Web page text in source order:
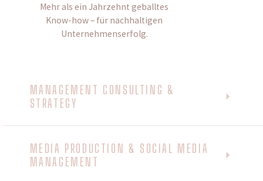
Mehr als ein Jahrzehnt geballtes
Know-how – für nachhaltigen
Unternehmenserfolg.
MANAGEMENT CONSULTING &
STRATEGY
MEDIA PRODUCTION & SOCIAL MEDIA
MANAGEMENT